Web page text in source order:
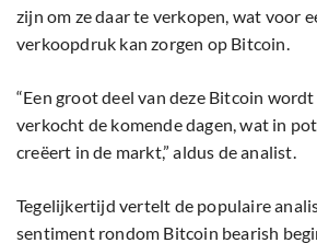
zijn om ze daar te verkopen, wat voor
verkoopdruk kan zorgen op Bitcoin.
“Een groot deel van deze Bitcoin
verkocht de komende dagen, wat in
creëert in de markt,” aldus de analist.
Tegelijkertijd vertelt de populaire
sentiment rondom Bitcoin bearish